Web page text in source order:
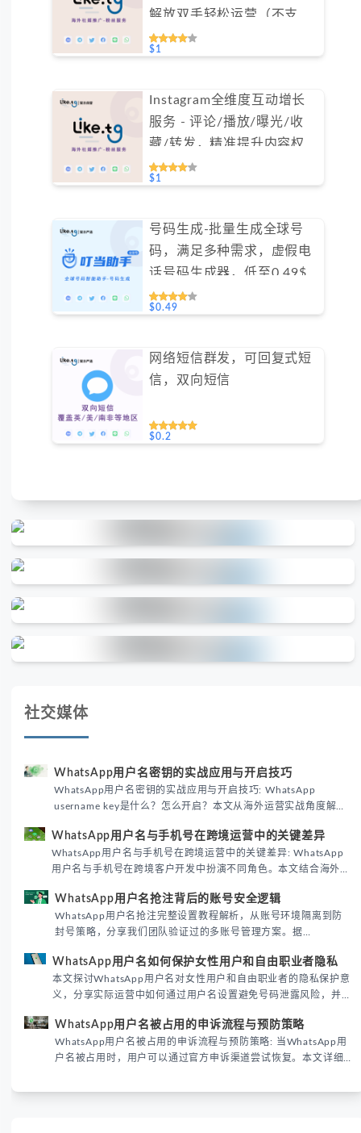
解放双手轻松运营（不支持
免费测试）
$1
Instagram全维度互动增长
服务 - 评论/播放/曝光/收
藏/转发，精准提升内容权
重（不支持免费测试）
$1
号码生成-批量生成全球号
码，满足多种需求，虚假电
话号码生成器，低至0.49$/
天#GN016
$0.49
网络短信群发，可回复式短
信，双向短信
$0.2
社交媒体
WhatsApp用户名密钥的实战应用与开启技巧
WhatsApp用户名密钥的实战应用与开启技巧: WhatsApp
username key是什么？怎么开启？本文从海外运营实战角度解析
境团队高效触达目标客户。
WhatsApp用户名与手机号在跨境运营中的关键差异
WhatsApp用户名与手机号在跨境运营中的关键差异: WhatsApp
用户名与手机号在跨境客户开发中扮演不同角色。本文结合海外私
实际差异，帮助团队优化WhatsApp营销策略。
WhatsApp用户名抢注背后的账号安全逻辑
WhatsApp用户名抢注完整设置教程解析，从账号环境隔离到防
封号策略，分享我们团队验证过的多账号管理方案。据
定性直接影响转化率。
WhatsApp用户名如何保护女性用户和自由职业者隐私
本文探讨WhatsApp用户名对女性用户和自由职业者的隐私保护意
义，分享实际运营中如何通过用户名设置避免号码泄露风险，并提
已成为全球数字沟通的首要考量。
WhatsApp用户名被占用的申诉流程与预防策略
WhatsApp用户名被占用的申诉流程与预防策略: 当WhatsApp用
户名被占用时，用户可以通过官方申诉渠道尝试恢复。本文详细
WhatsApp账号安全。